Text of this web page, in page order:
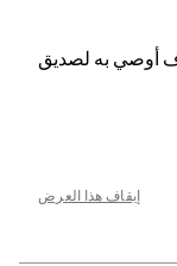
به لصديق
إيقاف هذا العرض